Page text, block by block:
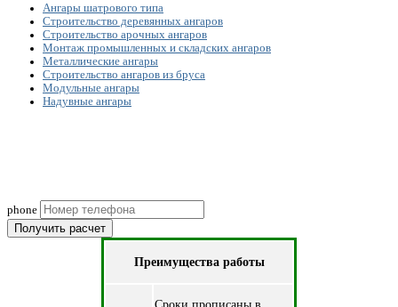
Ангары шатрового типа
Строительство деревянных ангаров
Строительство арочных ангаров
Монтаж промышленных и складских ангаров
Металлические ангары
Строительство ангаров из бруса
Модульные ангары
Надувные ангары
phone
Получить расчет
Преимущества работы